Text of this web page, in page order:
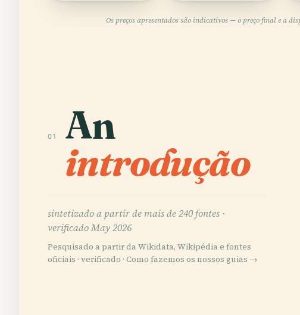
Os preços apresentados são indicativos — o preço final e a
01 An
introdução
sintetizado a partir de mais de 240 fontes ·
verificado May 2026
Pesquisado a partir da Wikidata, Wikipédia e fontes
oficiais · verificado · Como fazemos os nossos guias →